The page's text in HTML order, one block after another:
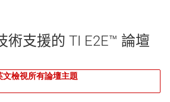
術支援的 TI E2E™ 論壇
文檢視所有論壇主題